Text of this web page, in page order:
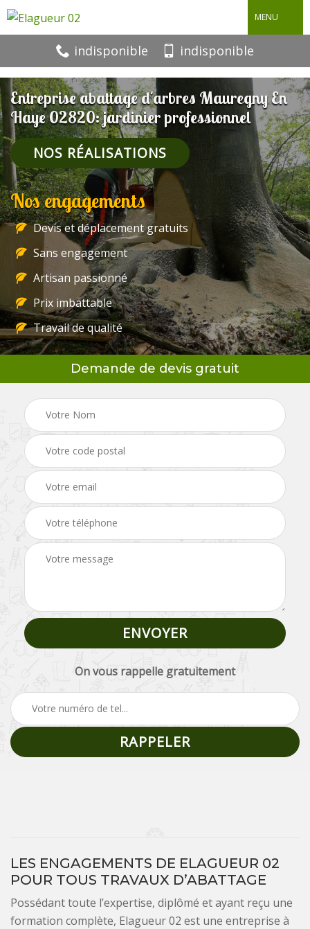
MENU
indisponible indisponible
Entreprise abattage d'arbres Mauregny En
Haye 02820: jardinier professionnel
NOS RÉALISATIONS
Nos engagements
Devis et déplacement gratuits
Sans engagement
Artisan passionné
Prix imbattable
Travail de qualité
Demande de devis gratuit
On vous rappelle gratuitement
LES ENGAGEMENTS DE ELAGUEUR 02
POUR TOUS TRAVAUX D’ABATTAGE
Possédant toute l’expertise, diplômé et ayant reçu une
formation complète, Elagueur 02 est une entreprise à